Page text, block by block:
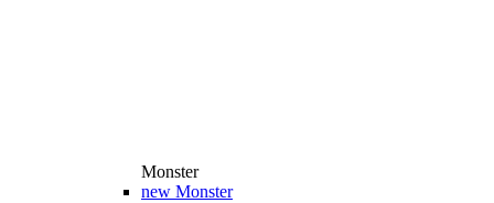
Monster
new Monster